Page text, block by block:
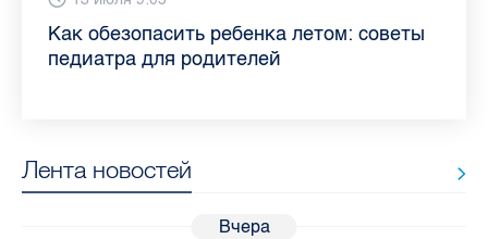
Прививки, анализы и личная гигиена:
врач Елизаветинской больницы
Как обезопасить ребенка летом: советы
педиатра для родителей
Проходные баллы в вузах СПб — 2026:
где самый высокий и самый низкий
Врач назвала неожиданные причины
воспаления ахиллова сухожилия летом
Декрет без потери дохода: эксперт
рассказала о возможностях для
Что такое рассеянный склероз: невролог
Елизаветинской больницы ответила на
Бамбл с вишней и лимонад с имбирем:
какие напитки можно приготовить дома
"Производители расслабились": глава
“Общественного контроля” — о качестве
Лента новостей
Вчера